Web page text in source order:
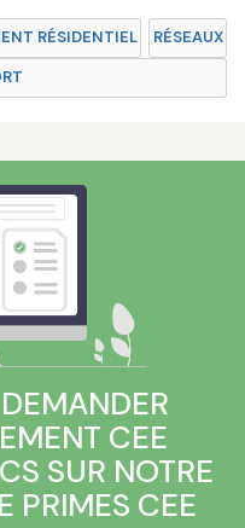
RÉSIDENTIEL
RÉSEAUX
CEE
SUR NOTRE
PRIMES CEE